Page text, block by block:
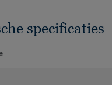
specificaties